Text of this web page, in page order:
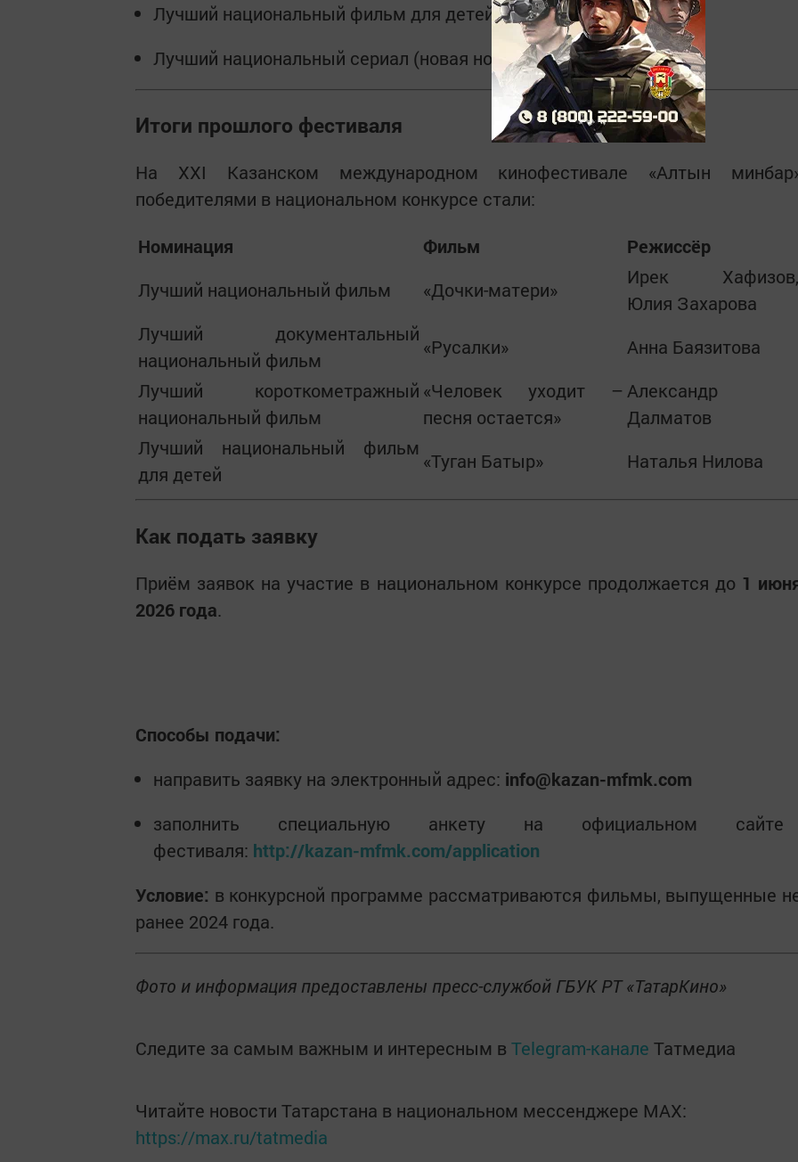
Лучший национальный фильм для детей
Лучший национальный сериал (новая номинация)
Итоги прошлого фестиваля
На XXI Казанском международном кинофестивале «Алтын
победителями в национальном конкурсе стали:
Номинация Фильм
Режиссёр
Лучший национальный фильм
«Дочки-матери»
Ирек Хафизов,
Юлия Захарова
Лучший документальный
национальный фильм
«Русалки»
Анна Баязитова
Лучший короткометражный
национальный фильм
«Человек уходит –
песня остается»
Александр
Далматов
Лучший национальный фильм
для детей
«Туган Батыр» Наталья Нилова
Как подать заявку
Приём заявок на участие в национальном конкурсе продолжается до 1
2026 года.
Способы подачи:
направить заявку на электронный адрес: info@kazan-mfmk.com
заполнить специальную анкету на официальном сайте
фестиваля: http://kazan-mfmk.com/application
Условие: в конкурсной программе рассматриваются фильмы, выпущенные
ранее 2024 года.
Фото и информация предоставлены пресс-службой ГБУК РТ «ТатарКино»
Следите за самым важным и интересным в Telegram-канале Татмедиа
Читайте новости Татарстана в национальном мессенджере MАХ:
https://max.ru/tatmedia